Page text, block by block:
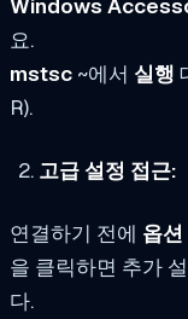
Windows
요.
mstsc ~에서 실행
R).
고급 설정 접근:
연결하기 전에 옵션
을 클릭하면 추가
다.